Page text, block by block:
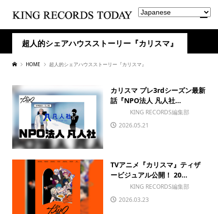
超人的シェアハウスストーリー『カリスマ』
HOME 超人的シェアハウスストーリー『カリスマ』
カリスマ プレ3rdシーズン最新
話『NPO法人 凡人社...
KING RECORDS編集部
2026.05.21
TVアニメ『カリスマ』ティザ
ービジュアル公開！ 20...
KING RECORDS編集部
2026.03.23